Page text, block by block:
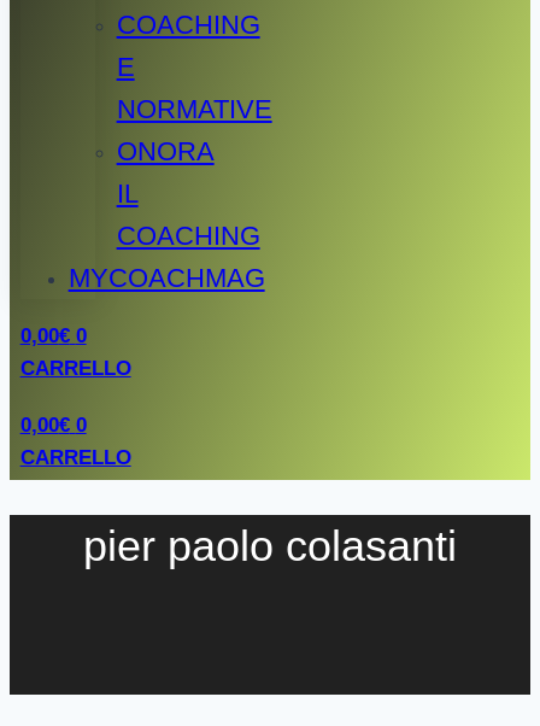
COACHING
E
NORMATIVE
ONORA
IL
COACHING
MYCOACHMAG
0,00€ 0
CARRELLO
0,00€ 0
CARRELLO
pier paolo colasanti